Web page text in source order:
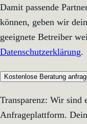
Damit passende
können, geben wir
geeignete Betreiber
Datenschutzerklärung.
Kostenlose Beratung
Transparenz: Wir sind
Anfrageplattform.